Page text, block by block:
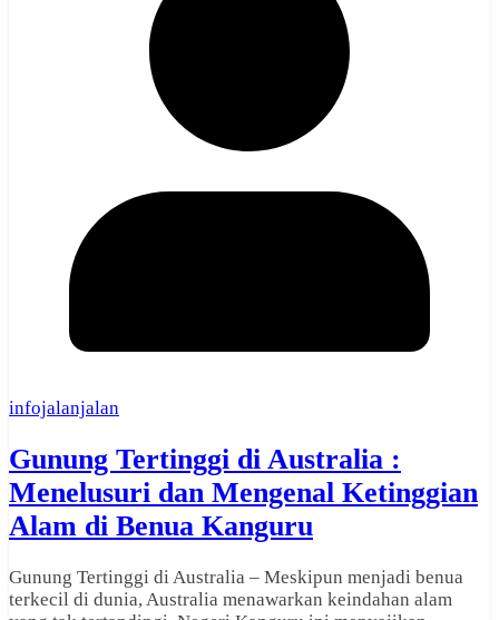
infojalanjalan
Gunung Tertinggi di Australia :
Menelusuri dan Mengenal Ketinggian
Alam di Benua Kanguru
Gunung Tertinggi di Australia – Meskipun menjadi benua
terkecil di dunia, Australia menawarkan keindahan alam